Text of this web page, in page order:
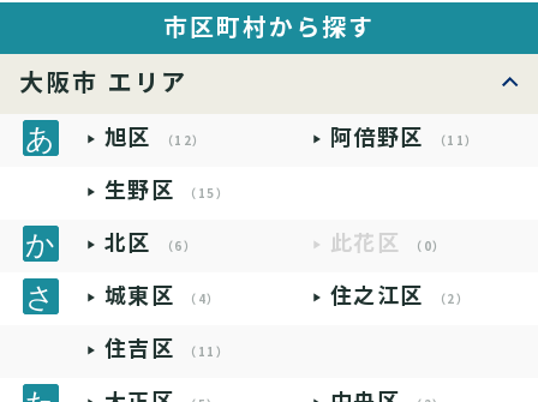
市区町村から探す
大阪市 エリア
旭区 （12） 阿倍野区 （11）
生野区 （15）
北区 （6） 此花区 （0）
城東区 （4） 住之江区 （2）
住吉区 （11）